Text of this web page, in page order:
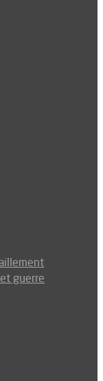
guerre